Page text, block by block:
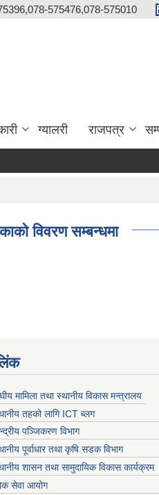
575476,078-575010
ग्यालरी राजपत्र
विवरण सम्बन्धमा
मामिला तथा स्थानीय विकास मन्त्रालय
तहको लागि ICT ब्लग
पञ्जिकरण विभाग
पूर्वाधार तथा कृषि सडक विभाग
शासन तथा सामुदायिक विकास कार्यक्रम
सेवा आयोग